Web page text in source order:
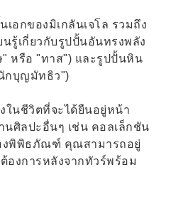
อกของมิเกลันเจโล รวมถึง
รู้เกี่ยวกับรูปปั้นอันทรงพลัง
หรือ "ทาส") และรูปปั้นหิน
กบุญมัทธิว")
ในชีวิตที่จะได้ยืนอยู่หน้า
นศิลปะอื่นๆ เช่น คอลเล็กชัน
งพิพิธภัณฑ์ คุณสามารถอยู่
งการหลังจากทัวร์พร้อม